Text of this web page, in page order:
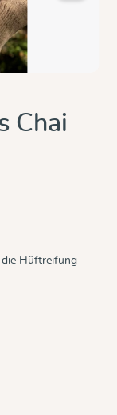
Chai
die Hüftreifung